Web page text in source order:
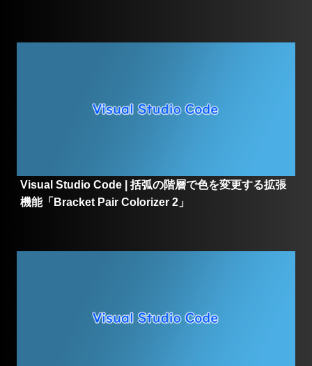
Visual Studio Code | 括弧の階層で色を変更する拡張
機能「Bracket Pair Colorizer 2」